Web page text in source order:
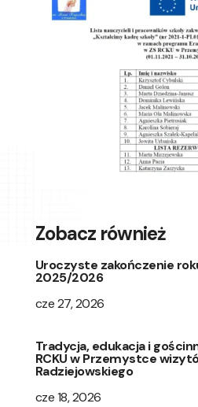
Zobacz również
Uroczyste zakończenie
2025/2026
cze 27, 2026
Tradycja, edukacja i
RCKU w Przemystce
Radziejowskiego
cze 18, 2026